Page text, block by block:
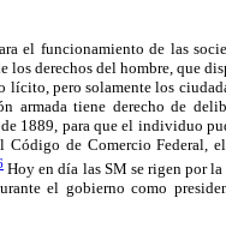
el funcionamiento de las
derechos del hombre, que
pero solamente los
armada tiene derecho de
1889, para que el individuo
de Comercio Federal,
Hoy en día las SM se rigen por
el gobierno como